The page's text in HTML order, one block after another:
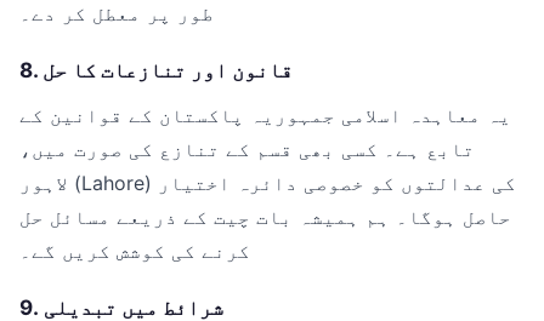
طور پر معطل کر دے۔
8. قانون اور تنازعات کا حل
یہ معاہدہ اسلامی جمہوریہ پاکستان کے قوانین کے
تابع ہے۔ کسی بھی قسم کے تنازع کی صورت میں،
لاہور (Lahore) کی عدالتوں کو خصوصی دائرہ اختیار
حاصل ہوگا۔ ہم ہمیشہ بات چیت کے ذریعے مسائل حل
کرنے کی کوشش کریں گے۔
9. شرائط میں تبدیلی